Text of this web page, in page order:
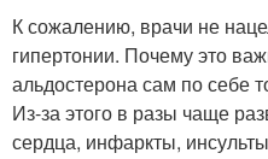
К сожалению, врачи не
гипертонии. Почему это
альдостерона сам по себе
Из-за этого в разы чаще
сердца, инфаркты,